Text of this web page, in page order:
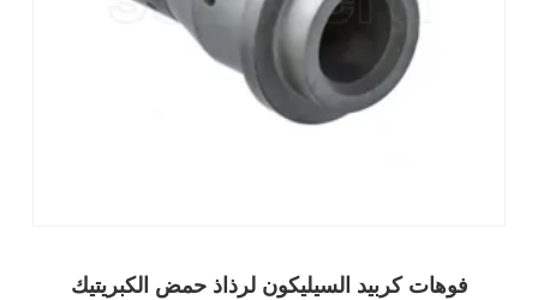
فوهات كربيد السيليكون لرذاذ حمض الكبريتيك